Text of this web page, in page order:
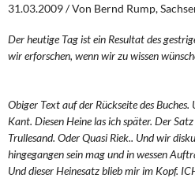
Leitlinien linker Wirtschafts-
Wirtschaftspolitik
Öffentliche Infrastruktur und
Eurokrise und Griechenland
31.03.2009 / Von Bernd Rump,
Der heutige Tag ist ein Resultat des
wir erforschen, wenn wir zu wissen
Obiger Text auf der Rückseite des
Kant. Diesen Heine las ich später. Der
Trullesand. Oder Quasi Riek.. Und wir
hingegangen sein mag und in wessen
Und dieser Heinesatz blieb mir im Kopf.